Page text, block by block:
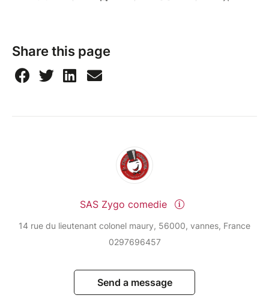
Share this page
SAS Zygo comedie
14 rue du lieutenant colonel maury, 56000, vannes, France
0297696457
Send a message